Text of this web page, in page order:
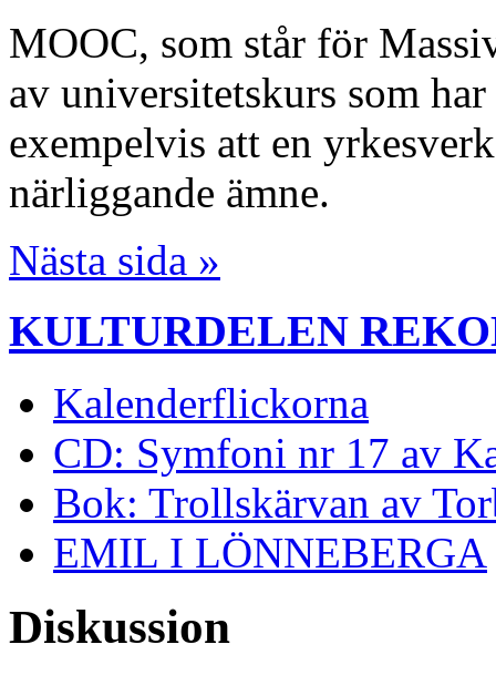
MOOC, som står för
av universitetskurs som
exempelvis att en
närliggande ämne.
Nästa sida »
KULTURDELEN
Kalenderflickorna
CD: Symfoni nr 17 av
Bok: Trollskärvan av
EMIL I LÖNNEBERGA
Diskussion